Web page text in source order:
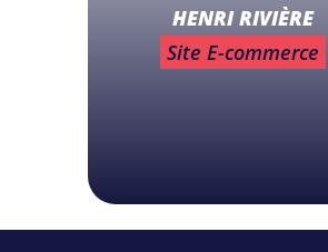
HENRI RIVIÈRE
Site E-commerce